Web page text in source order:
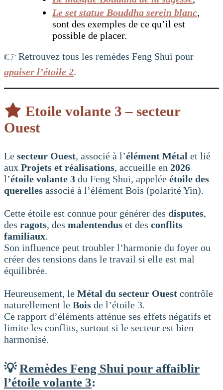
Le set statue Bouddha serein blanc,
sont des exemples de ce qu’il est
possible de placer.
👉 Retrouvez tous les remèdes Feng Shui pour
apaiser l’étoile 2.
Etoile volante 3 – secteur
Ouest
Le secteur Ouest, associé à l’élément Métal et lié
aux Projets et réalisations, accueille en 2026
l’étoile volante 3 du Feng Shui, appelée étoile des
querelles associé à l’élément Bois (polarité Yin).
Cette étoile est connue pour générer des disputes,
des ragots, des malentendus et des conflits
familiaux.
Son influence peut troubler l’harmonie du foyer ou
créer des tensions dans le travail si elle est mal
équilibrée.
Heureusement, le Métal du secteur Ouest contrôle
naturellement le Bois de l’étoile 3.
Ce rapport d’éléments atténue ses effets négatifs et
limite les conflits, surtout si le secteur est bien
harmonisé.
💡Remèdes Feng Shui pour affaiblir
l’étoile volante 3: